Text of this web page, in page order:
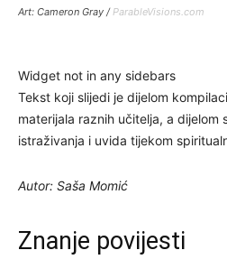
Art: Cameron Gray /ParableVisions.com
Widget not in any sidebars
Tekst koji slijedi je dijelom
materijala raznih učitelja, a dijelom
istraživanja i uvida tijekom
Autor: Saša Momić
Znanje povijesti